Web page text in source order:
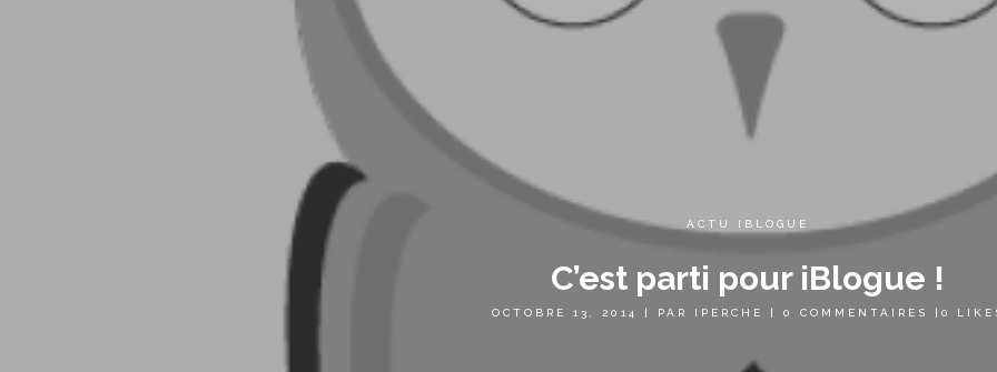
ACTU IBLOGUE
C’est parti pour iBlogue !
OCTOBRE 13, 2014 | PAR IPERCHE | 0 COMMENTAIRES | 0